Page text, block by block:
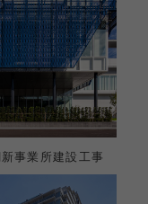
事業所建設工事